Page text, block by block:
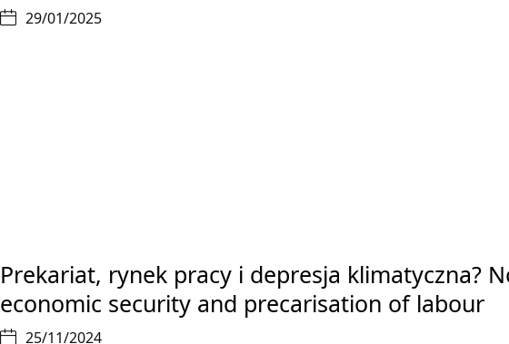
29/01/2025
Prekariat, rynek pracy i depresja klimatyczna?
economic security and precarisation of labour
25/11/2024